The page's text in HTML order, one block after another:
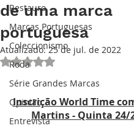
Restauro
Marcas Portuguesas
Coleccionismo
Roda
Série Grandes Marcas
Opinião
Entrevista
de uma marca
portuguesa
Atualizado:25 de jul. de 2022
Avaliado com NaN de 5
Inscrição World Time
Martins - Quinta 24/